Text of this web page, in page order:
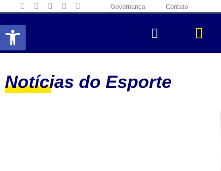
Abrir a barra de ferramentas
Governança Contato
Notícias do Esporte